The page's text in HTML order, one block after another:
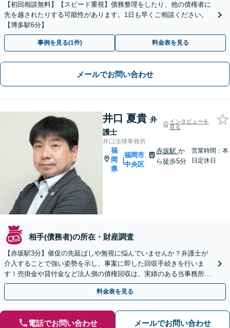
【初回相談無料】【スピード重視】債務整理をしたり、他の債権者に
先を越されたりする可能性があります。1日も早くご相談ください。
【博多駅6分】
事例を見る(1件) 料金表を見る
メールでお問い合わせ
井口 夏貴 弁
護士
インタビューを
見る
井口法律事務所
福
岡
県
|
福岡市
中央区
赤坂駅 か
ら徒歩5分
営業時間：本
日定休日
相手(債務者)の所在・財産調査
【赤坂駅3分】催促の先延ばしや無視に悩んでいませんか？弁護士が
介入することで強い姿勢を示し、事案に即した回収手続きを行いま
す！売掛金や貸付金など法人側の債権回収は、実績のある当事務所へ
ご相談ください【夜間・休日相談可】【電話・WEB面談可】
料金表を見る
電話でお問い合わせ メールでお問い合わせ